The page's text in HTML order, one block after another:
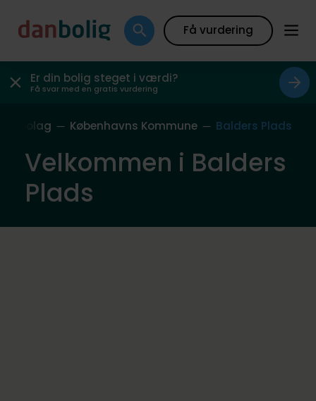
Få vurdering
Er din bolig steget i værdi?
Få svar med en gratis vurdering
Nabolag Københavns Kommune Balders Plads
Velkommen i Balders
Plads